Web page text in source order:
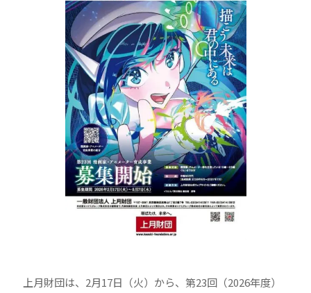
上月財団は、2月17日（火）から、第23回（2026年度）